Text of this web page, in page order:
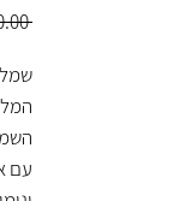
‏1,590.00 ‏₪
עם